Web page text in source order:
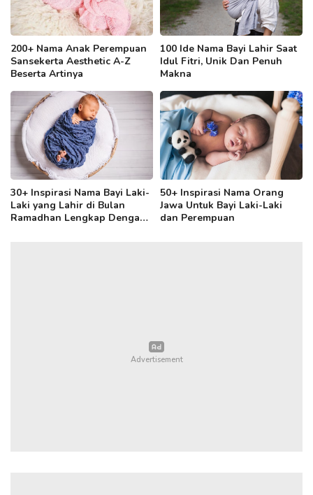
200+ Nama Anak Perempuan
Sansekerta Aesthetic A-Z
Beserta Artinya
100 Ide Nama Bayi Lahir Saat
Idul Fitri, Unik Dan Penuh
Makna
30+ Inspirasi Nama Bayi Laki-
Laki yang Lahir di Bulan
Ramadhan Lengkap Dengan
50+ Inspirasi Nama Orang
Jawa Untuk Bayi Laki-Laki
dan Perempuan